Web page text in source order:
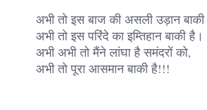
अभी तो इस बाज की असली उड़ान
अभी तो इस परिंदे का इम्तिहान बाकी है।
अभी अभी तो मैंने लांघा है समंदरों को,
अभी तो पूरा आसमान बाकी है!!!